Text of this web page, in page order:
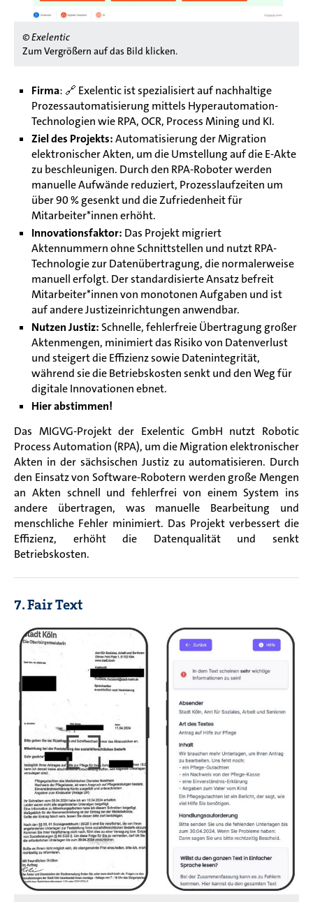
© Exelentic
Zum Vergrößern auf das Bild klicken.
Firma: 🔗 Exelentic ist spezialisiert auf nachhaltige
Prozessautomatisierung mittels Hyperautomation-
Technologien wie RPA, OCR, Process Mining und KI.
Ziel des Projekts:Automatisierung der Migration
elektronischer Akten, um die Umstellung auf die E-Akte
zu beschleunigen. Durch den RPA-Roboter werden
manuelle Aufwände reduziert, Prozesslaufzeiten um
über 90 % gesenkt und die Zufriedenheit für
Mitarbeiter*innen erhöht.
Innovationsfaktor: Das Projekt migriert
Aktennummern ohne Schnittstellen und nutzt RPA-
Technologie zur Datenübertragung, die normalerweise
manuell erfolgt. Der standardisierte Ansatz befreit
Mitarbeiter*innen von monotonen Aufgaben und ist
auf andere Justizeinrichtungen anwendbar.
Nutzen Justiz: Schnelle, fehlerfreie Übertragung großer
Aktenmengen, minimiert das Risiko von Datenverlust
und steigert die Effizienz sowie Datenintegrität,
während sie die Betriebskosten senkt und den Weg für
digitale Innovationen ebnet.
Hier abstimmen!
Das MIGVG-Projekt der Exelentic GmbH nutzt Robotic
Process Automation (RPA), um die Migration elektronischer
Akten in der sächsischen Justiz zu automatisieren. Durch
den Einsatz von Software-Robotern werden große Mengen
an Akten schnell und fehlerfrei von einem System ins
andere übertragen, was manuelle Bearbeitung und
menschliche Fehler minimiert. Das Projekt verbessert die
Effizienz, erhöht die Datenqualität und senkt
Betriebskosten.
7. Fair Text